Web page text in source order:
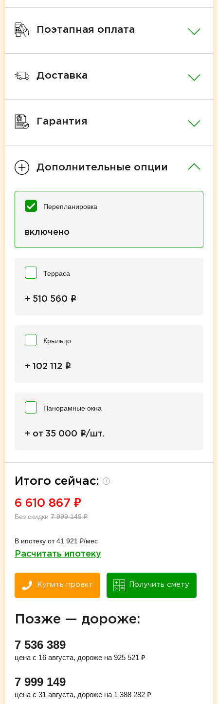
Поэтапная оплата
Доставка
Гарантия
Дополнительные опции
Перепланировка
включено
Терраса
+ 510 560 i
Крыльцо
+ 102 112 i
Панорамные окна
+ от 35 000 i/шт.
Итого сейчас: i
6 610 867 ₽
Без скидки 7 999 149₽
В ипотеку от 41 921 ₽/мес
Расчитать ипотеку
Купить проект Получить смету
Позже — дороже:
7 536 389
цена с 16 августа, дороже на 925 521 ₽
7 999 149
цена с 31 августа, дороже на 1 388 282 ₽